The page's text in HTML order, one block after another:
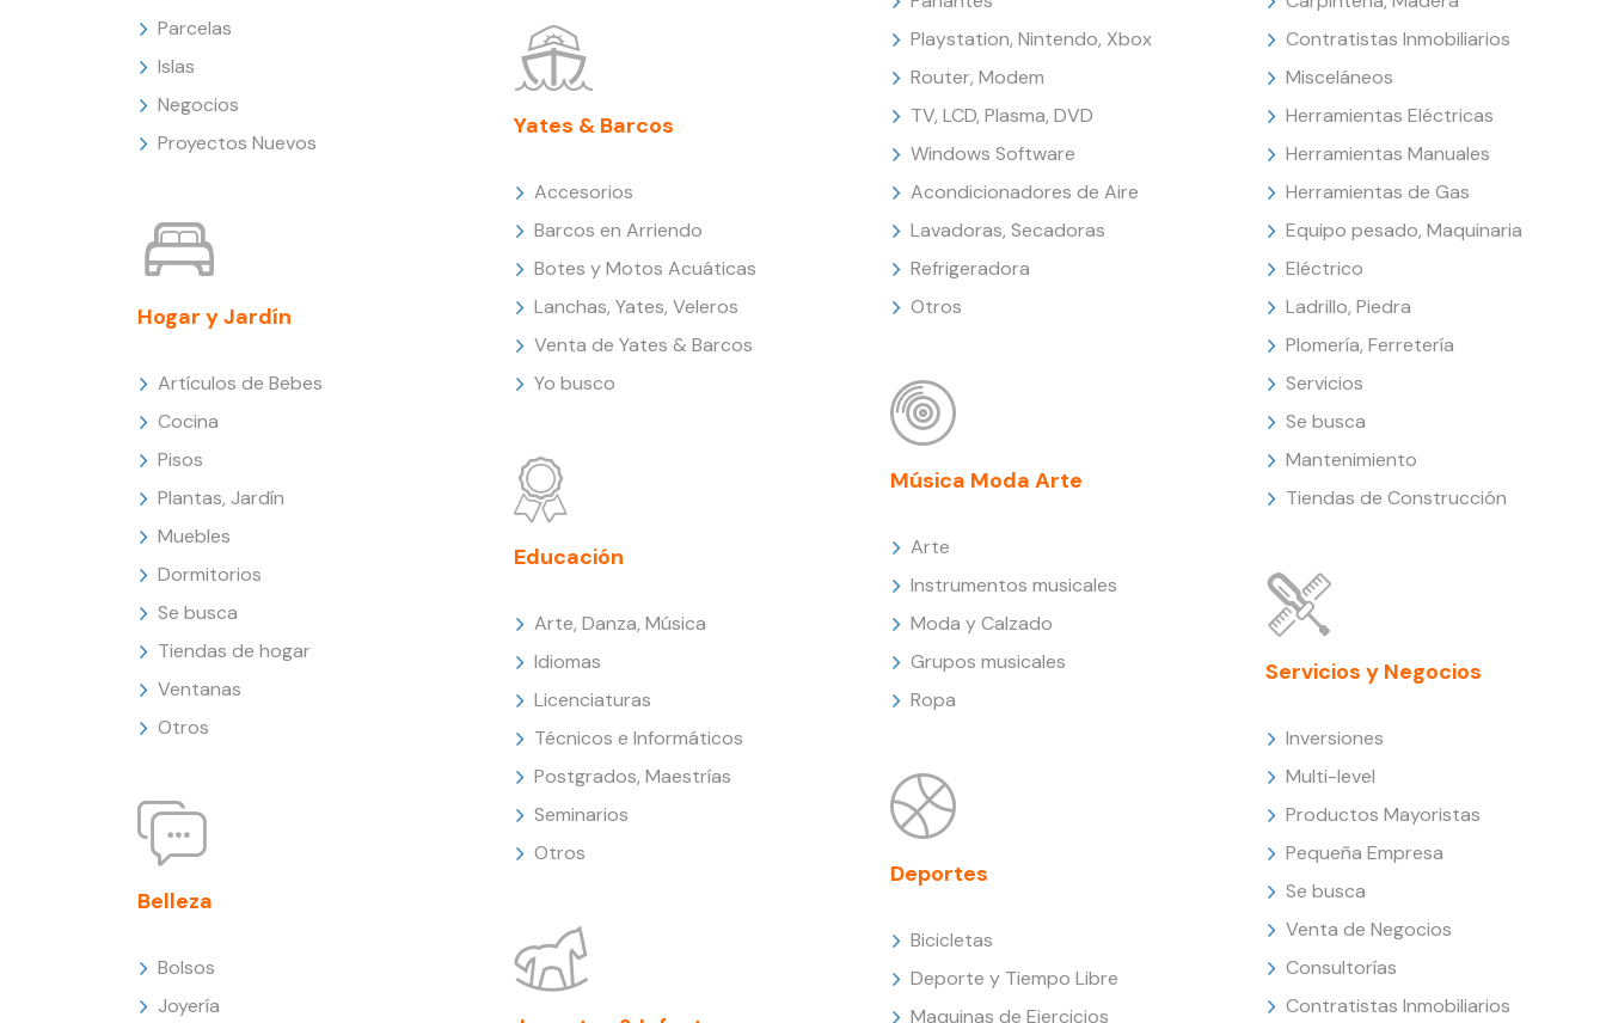
Parcelas
Islas
Negocios
Proyectos Nuevos
Hogar y Jardín
Artículos de Bebes
Cocina
Pisos
Plantas, Jardín
Muebles
Dormitorios
Se busca
Tiendas de hogar
Ventanas
Otros
Belleza
Bolsos
Joyería
Yates & Barcos
Accesorios
Barcos en Arriendo
Botes y Motos Acuáticas
Lanchas, Yates, Veleros
Venta de Yates & Barcos
Yo busco
Educación
Arte, Danza, Música
Idiomas
Licenciaturas
Técnicos e Informáticos
Postgrados, Maestrías
Seminarios
Otros
Playstation, Nintendo, Xbox
Router, Modem
TV, LCD, Plasma, DVD
Windows Software
Acondicionadores de Aire
Lavadoras, Secadoras
Refrigeradora
Otros
Música Moda Arte
Arte
Instrumentos musicales
Moda y Calzado
Grupos musicales
Ropa
Deportes
Bicicletas
Deporte y Tiempo Libre
Maquinas de Ejercicios
Contratistas Inmobiliarios
Misceláneos
Herramientas Eléctricas
Herramientas Manuales
Herramientas de Gas
Equipo pesado, Maquinaria
Eléctrico
Ladrillo, Piedra
Plomería, Ferretería
Servicios
Se busca
Mantenimiento
Tiendas de Construcción
Servicios y Negocios
Inversiones
Multi-level
Productos Mayoristas
Pequeña Empresa
Se busca
Venta de Negocios
Consultorías
Contratistas Inmobiliarios